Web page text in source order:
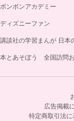
ボンボンアカデミー
ディズニーファン
講談社の学習まんが 日本
本とあそぼう 全国訪問
広告掲載
特定商取引法